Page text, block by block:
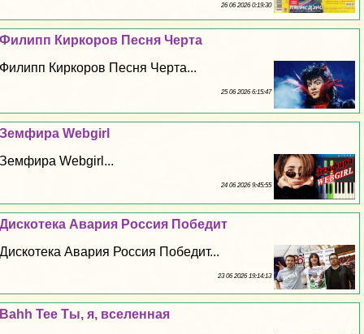
26 06 2026 0:19:30
Филипп Киркоров Песня Черта
Филипп Киркоров Песня Черта...
25 06 2026 6:15:47
Земфира Webgirl
Земфира Webgirl...
24 06 2026 9:45:55
Дискотека Авария Россия Победит
Дискотека Авария Россия Победит...
23 06 2026 19:14:13
Bahh Tee Ты, я, вселенная